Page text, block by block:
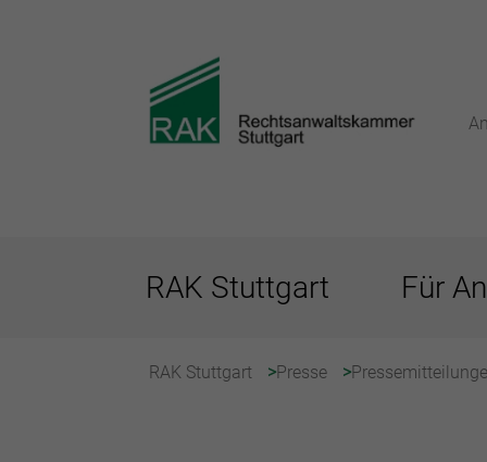
RAK Stuttgart Für
RAK Stuttgart Presse